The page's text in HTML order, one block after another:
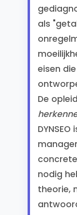
als
eisen
De
nodig
theorie,